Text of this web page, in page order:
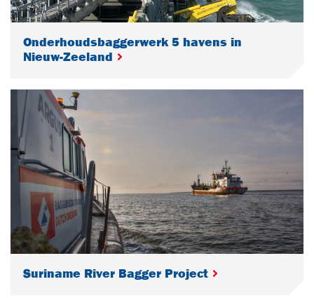
Onderhoudsbaggerwerk 5 havens in
Nieuw-Zeeland
Suriname River Bagger Project